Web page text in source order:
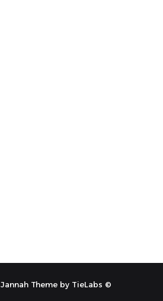
© Copyright 2026, All Rights Reserved |
Jannah Theme by TieLabs